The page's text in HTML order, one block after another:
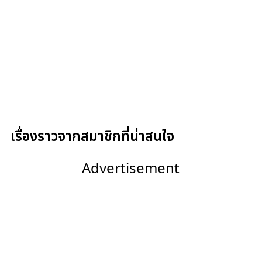
เรื่องราวจากสมาชิกที่น่าสนใจ
Advertisement